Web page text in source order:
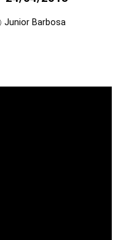
Junior Barbosa